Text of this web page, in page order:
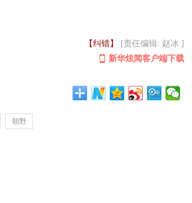
【纠错】
[责任编辑: 赵冰 ]
新华炫闻客户端下载
朝野